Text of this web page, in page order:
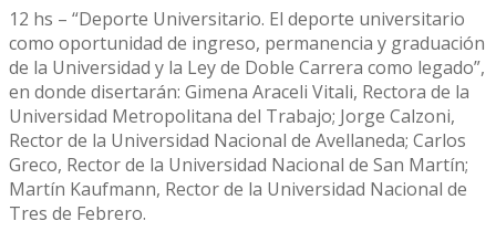
12 hs – “Deporte Universitario. El deporte universitario
como oportunidad de ingreso, permanencia y graduación
de la Universidad y la Ley de Doble Carrera como legado”,
en donde disertarán: Gimena Araceli Vitali, Rectora de la
Universidad Metropolitana del Trabajo; Jorge Calzoni,
Rector de la Universidad Nacional de Avellaneda; Carlos
Greco, Rector de la Universidad Nacional de San Martín;
Martín Kaufmann, Rector de la Universidad Nacional de
Tres de Febrero.